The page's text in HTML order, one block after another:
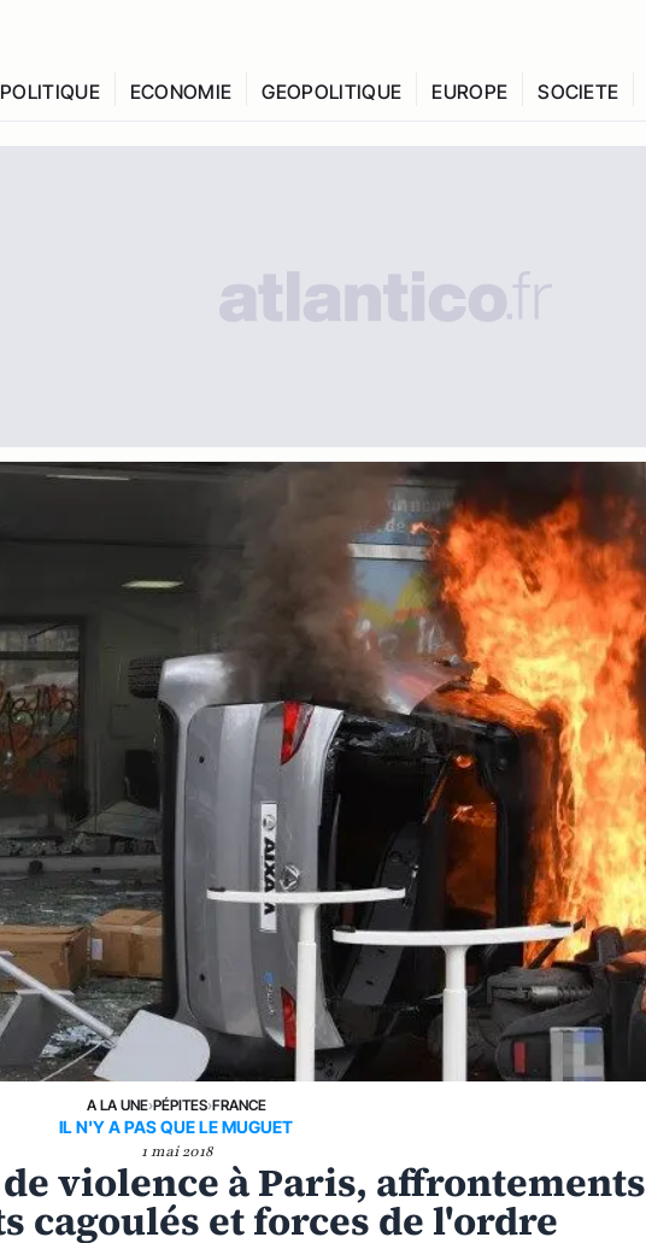
POLITIQUE ECONOMIE GEOPOLITIQUE EUROPE SOCIETE
A LA UNE›PÉPITES›FRANCE
IL N'Y A PAS QUE LE MUGUET
1 mai 2018
violence à Paris, affrontements
cagoulés et forces de l'ordre